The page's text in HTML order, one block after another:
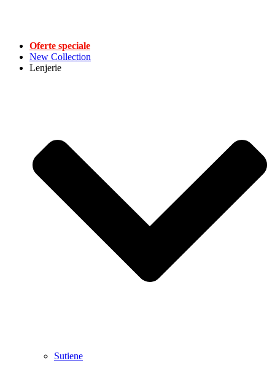
Oferte speciale
New Collection
Lenjerie
Sutiene